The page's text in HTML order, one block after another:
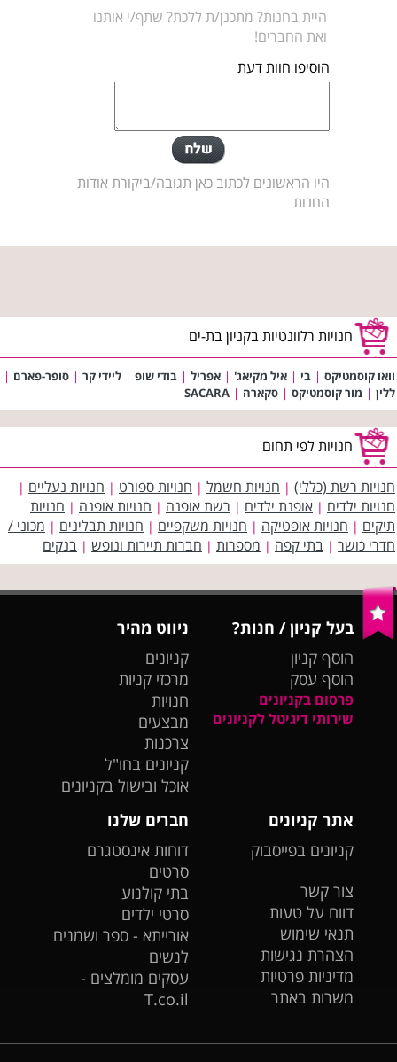
היית בחנות? מתכנן/ת ללכת? שתף/י אותנו
ואת החברים!
הוסיפו חוות דעת
היו הראשונים לכתוב כאן תגובה/ביקורת אודות
החנות
חנויות רלוונטיות בקניון בת-ים
וואו קוסמטיקס | בי | איל מקיאג' | אפריל | בודי שופ | ליידי קר | סופר-פארם |
ללין | מור קוסמטיקס | סקארה |
SACARA
חנויות לפי תחום
חנויות רשת (כללי) | חנויות חשמל | חנויות ספורט | חנויות נעליים |
חנויות ילדים | אופנת ילדים | רשת אופנה | חנויות אופנה | חנויות
תיקים | חנויות אופטיקה | חנויות משקפיים | חנויות תבלינים | מכוני /
חדרי כושר | בתי קפה | מספרות | חברות תיירות ונופש | בנקים
בעל קניון / חנות?
הוסף קניון
הוסף עסק
פרסום בקניונים
שירותי דיגיטל לקניונים
ניווט מהיר
קניונים
מרכזי קניות
חנויות
מבצעים
צרכנות
קניונים בחו"ל
אוכל ובישול בקניונים
אתר קניונים
קניונים בפייסבוק
צור קשר
דווח על טעות
תנאי שימוש
הצהרת נגישות
מדיניות פרטיות
משרות באתר
חברים שלנו
דוחות אינסטגרם
סרטים
בתי קולנוע
סרטי ילדים
אורייתא - ספר ושמנים
לנשים
עסקים מומלצים -
T.co.il